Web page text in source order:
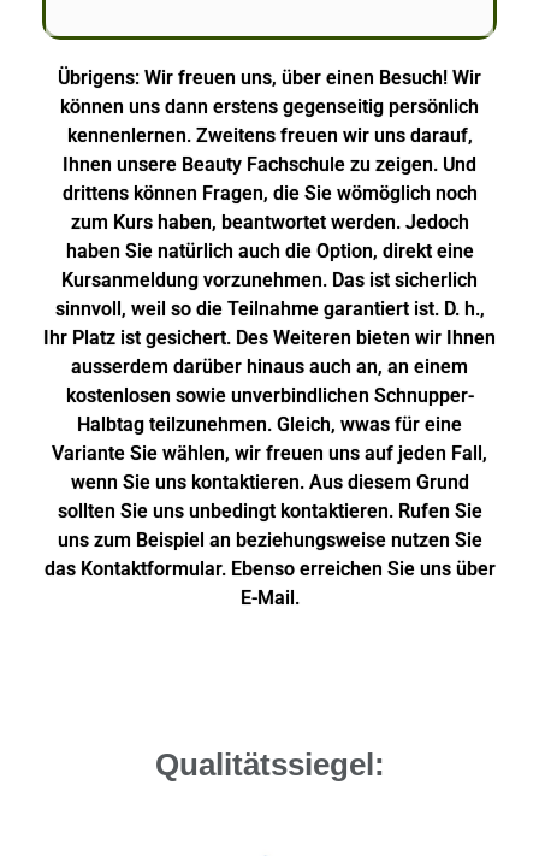
Übrigens: Wir freuen uns, über einen Besuch! Wir
können uns dann erstens gegenseitig persönlich
kennenlernen. Zweitens freuen wir uns darauf,
Ihnen unsere Beauty Fachschule zu zeigen. Und
drittens können Fragen, die Sie wömöglich noch
zum Kurs haben, beantwortet werden. Jedoch
haben Sie natürlich auch die Option, direkt eine
Kursanmeldung vorzunehmen. Das ist sicherlich
sinnvoll, weil so die Teilnahme garantiert ist. D. h.,
Ihr Platz ist gesichert. Des Weiteren bieten wir Ihnen
ausserdem darüber hinaus auch an, an einem
kostenlosen sowie unverbindlichen Schnupper-
Halbtag teilzunehmen. Gleich, wwas für eine
Variante Sie wählen, wir freuen uns auf jeden Fall,
wenn Sie uns kontaktieren. Aus diesem Grund
sollten Sie uns unbedingt kontaktieren. Rufen Sie
uns zum Beispiel an beziehungsweise nutzen Sie
das Kontaktformular. Ebenso erreichen Sie uns über
E-Mail.
Qualitätssiegel: